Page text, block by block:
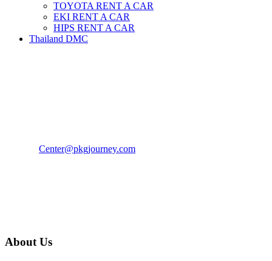
TOYOTA RENT A CAR
EKI RENT A CAR
HIPS RENT A CAR
Thailand DMC
Center@pkgjourney.com
About Us